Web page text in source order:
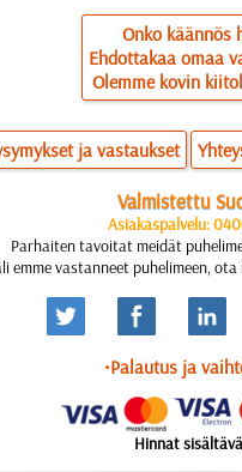
Onko käännös
Ehdottakaa omaa
Olemme kovin
ja vastaukset
Valmistettu
Asiakaspalvelu:
Parhaiten tavoitat meidät
emme vastanneet puhelimeen,
•Palautus ja
Hinnat